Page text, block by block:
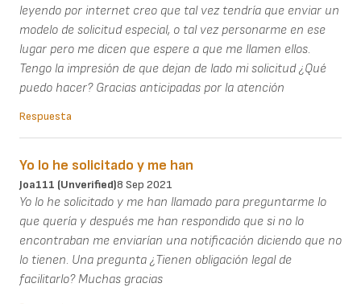
leyendo por internet creo que tal vez tendría que enviar un
modelo de solicitud especial, o tal vez personarme en ese
lugar pero me dicen que espere a que me llamen ellos.
Tengo la impresión de que dejan de lado mi solicitud ¿Qué
puedo hacer? Gracias anticipadas por la atención
Respuesta
Yo lo he solicitado y me han
Joa111 (unverified)8 Sep 2021
Yo lo he solicitado y me han llamado para preguntarme lo
que quería y después me han respondido que si no lo
encontraban me enviarían una notificación diciendo que no
lo tienen. Una pregunta ¿Tienen obligación legal de
facilitarlo? Muchas gracias